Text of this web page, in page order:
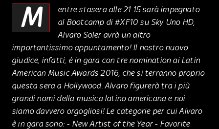
M
entre stasera alle 21:15 sarà impegnato
al Bootcamp di #XF10 su Sky Uno HD,
Alvaro Soler avrà un altro
importantissimo appuntamento! Il nostro nuovo
giudice, infatti, è in gara con tre nomination ai Latin
American Music Awards 2016, che si terranno proprio
questa sera a Hollywood. Alvaro figurerà tra i più
grandi nomi della musica latino americana e noi
siamo davvero orgogliosi! Le categorie per cui Alvaro
è in gara sono: - New Artist of the Year - Favorite